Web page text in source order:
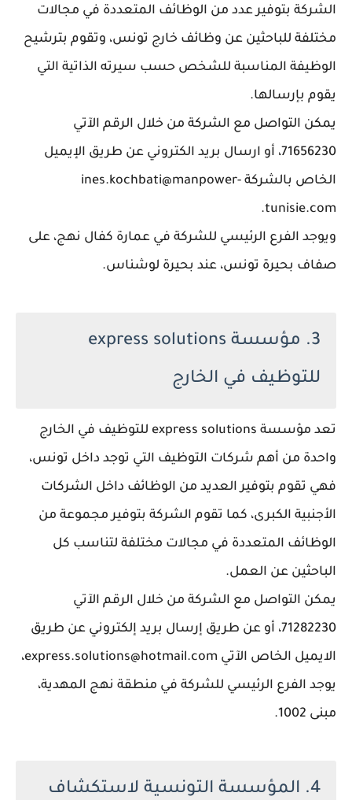
الشركة بتوفير عدد من الوظائف المتعددة في مجالات
مختلفة للباحثين عن وظائف خارج تونس، وتقوم بترشيح
الوظيفة المناسبة للشخص حسب سيرته الذاتية التي
يقوم بإرسالها.
يمكن التواصل مع الشركة من خلال الرقم الآتي
71656230، أو ارسال بريد الكتروني عن طريق الإيميل
الخاص بالشركة ines.kochbati@manpower-
tunisie.com.
ويوجد الفرع الرئيسي للشركة في عمارة كفال نهج، على
صفاف بحيرة تونس، عند بحيرة لوشناس.
3. مؤسسة express solutions
للتوظيف في الخارج
تعد مؤسسة express solutions للتوظيف في الخارج
واحدة من أهم شركات التوظيف التي توجد داخل تونس،
فهي تقوم بتوفير العديد من الوظائف داخل الشركات
الأجنبية الكبرى، كما تقوم الشركة بتوفير مجموعة من
الوظائف المتعددة في مجالات مختلفة لتناسب كل
الباحثين عن العمل.
يمكن التواصل مع الشركة من خلال الرقم الآتي
71282230، أو عن طريق إرسال بريد إلكتروني عن طريق
الايميل الخاص الآتي express.solutions@hotmail.com،
يوجد الفرع الرئيسي للشركة في منطقة نهج المهدية،
مبنى 1002.
4. المؤسسة التونسية لاستكشاف